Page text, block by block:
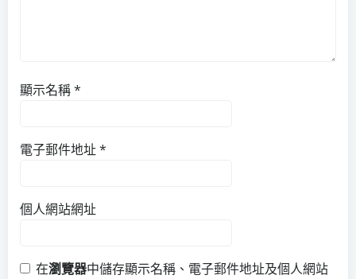
顯示名稱*
電子郵件地址*
個人網站網址
在瀏覽器中儲存顯示名稱、電子郵件地址及個人網站